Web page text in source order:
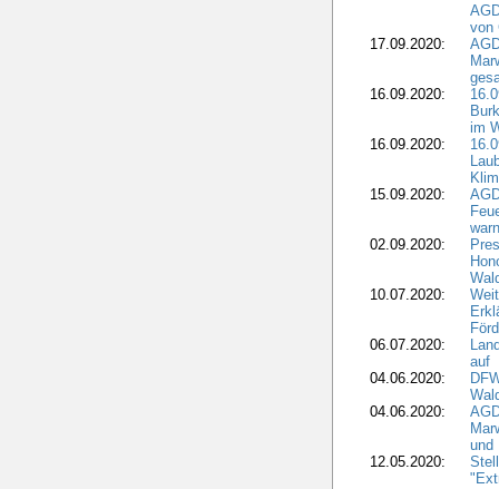
von
17.09.2020:
16.09.2020:
im
16.09.2020:
15.09.2020:
02.09.2020:
10.07.2020:
06.07.2020:
auf
04.06.2020:
04.06.2020:
und
12.05.2020: